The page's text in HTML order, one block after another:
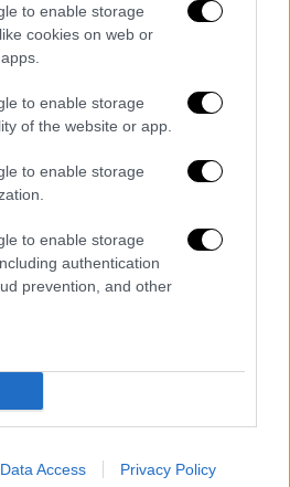
to enable storage
cookies on web or
to enable storage
of the website or app.
to enable storage
to enable storage
authentication
prevention, and other
Data Access Privacy Policy
σε τουλάχιστον δύο
στη μονάδα
αφού οι γεννήτριες και
επλήγησαν από
Παρασκευή.
του νοσοκομείου
44 από τα 70
προσωπικού του
από τον
Αργότερα ο στρατός
14 από αυτούς, ανάμεσά
τα προσβλητικά σχόλια θα